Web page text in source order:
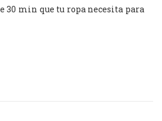
30 min que tu ropa necesita para